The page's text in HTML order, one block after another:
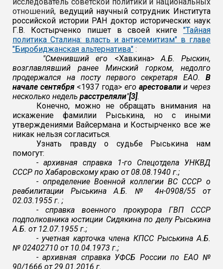
отношений, ведущий научный сотрудник Института
российской истории РАН доктор исторических наук
Г.В. Костырченко пишет в своей книге "Тайная
политика Сталина: власть и антисемитизм" в главе
"Биробиджанская альтернатива" :
"Сменивший его <Хавкина>А.Б. Рыскин,
возглавлявший ранее Минский горком, недолго
продержался на посту первого секретаря ЕАО. В
начале сентября <1937 года> его арестовалии через
несколько недельрасстреляли"[3].
Конечно, можно не обращать внимания на
искажение фамилии Рыськина, но с иными
утверждениями Вайсермана и Костырченко все же
никак нельзя согласиться.
Узнать правду о судьбе Рыськина нам
помогут:
- архивная справка 1-го Спецотдела УНКВД
СССР по Хабаровскому краю от 08.08.1940 г.;
- определение Военной коллегии ВС СССР о
реабилитации Рыськина А.Б. № 4н-0908/55 от
02.03.1955 г. ;
- справка военного прокурора ГВП СССР
подполковника юстиции Сидякина по делу Рыськина
А.Б. от 12.07.1955 г.;
- учетная карточка члена КПСС Рыськина А.Б.
№ 02402710 от 10.04.1973 г.;
- архивная справка УФСБ России по ЕАО №
90/1666 от 29.01.2016 г.